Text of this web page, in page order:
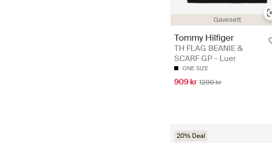
Gavesett
Tommy Hilfiger
TH FLAG BEANIE &
SCARF GP - Luer
ONE SIZE
909 kr 1299 kr
20% Deal